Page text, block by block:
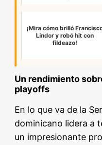
¡Mira cómo brilló
Lindor y robó hit con
fildeazo!
Un rendimiento
playoffs
En lo que va de la
dominicano lidera a
un impresionante